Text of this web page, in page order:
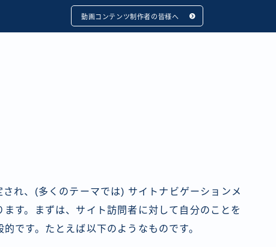
動画コンテンツ制作者の皆様へ
れ、(多くのテーマでは) サイトナビゲーションメ
す。まずは、サイト訪問者に対して自分のことを
です。たとえば以下のようなものです。